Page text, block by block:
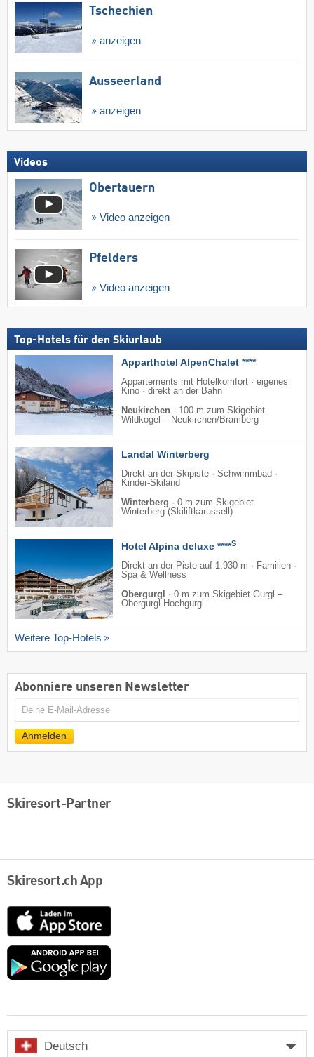
Tschechien
anzeigen
Ausseerland
anzeigen
Videos
Obertauern
Video anzeigen
Pfelders
Video anzeigen
Top-Hotels für den Skiurlaub
Apparthotel AlpenChalet ****
Appartements mit Hotelkomfort · eigenes
Kino · direkt an der Bahn
Neukirchen · 100 m zum Skigebiet
Wildkogel – Neukirchen/​Bramberg
Landal Winterberg
Direkt an der Skipiste · Schwimmbad ·
Kinder-Skiland
Winterberg · 0 m zum Skigebiet
Winterberg (Skiliftkarussell)
Hotel Alpina deluxe ****S
Direkt an der Piste auf 1.930 m · Familien ·
Spa & Wellness
Obergurgl
· 0 m zum Skigebiet Gurgl –
Obergurgl-Hochgurgl
Weitere Top-Hotels
Abonniere unseren Newsletter
E-
Anmelden
Skiresort-Partner
Skiresort.ch App
App
Store
Google
Deutsch